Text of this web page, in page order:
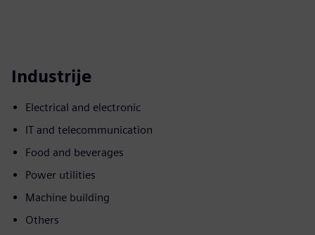
Industrije
Electrical and electronic
IT and telecommunication
Food and beverages
Power utilities
Machine building
Others